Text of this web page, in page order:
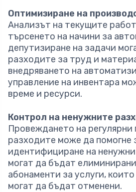
Оптимизиране на
Анализът на текущите
търсенето на начини за
депутизиране на задачи
разходите за труд и
внедряването на
управление на инвентара
време и ресурси.
Контрол на ненужните
Провеждането на регулярни
разходите може да помогне
идентифициране на
могат да бъдат
абонаменти за услуги,
могат да бъдат отменени.